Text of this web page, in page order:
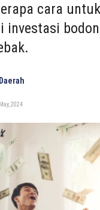
cara untuk
investasi
2024